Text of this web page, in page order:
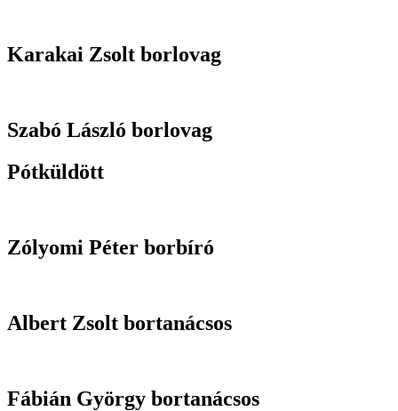
Karakai Zsolt borlovag
Szabó László borlovag
Pótküldött
Zólyomi Péter borbíró
Albert Zsolt bortanácsos
Fábián György bortanácsos